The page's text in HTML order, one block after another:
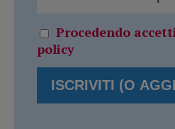
Procedendo
policy